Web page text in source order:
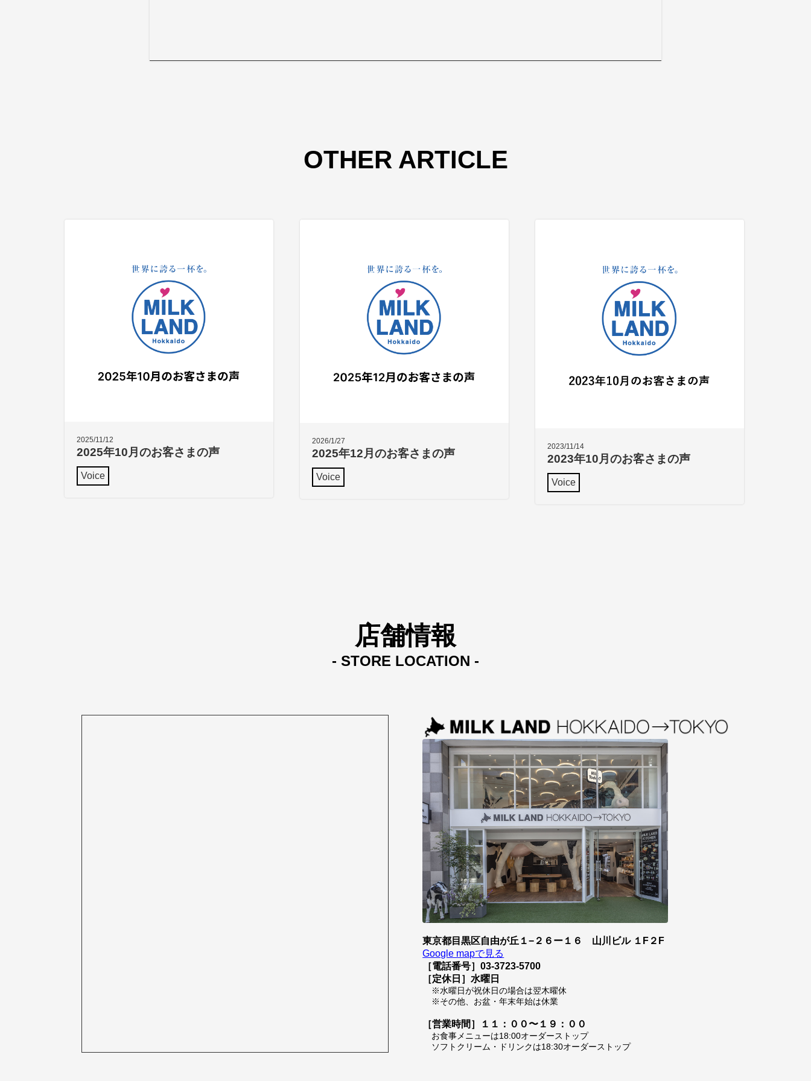
OTHER ARTICLE
2025/11/12
2025年10月のお客さまの声
Voice
2026/1/27
2025年12月のお客さまの声
Voice
2023/11/14
2023年10月のお客さまの声
Voice
店舗情報
- STORE LOCATION -
東京都目黒区自由が丘１−２６ー１６ 山川ビル １F２F
Google mapで見る
［電話番号］03-3723-5700
［定休日］水曜日
※水曜日が祝休日の場合は翌木曜休
※その他、お盆・年末年始は休業
［営業時間］１１：００〜１９：００
お食事メニューは18:00オーダーストップ
ソフトクリーム・ドリンクは18:30オーダーストップ